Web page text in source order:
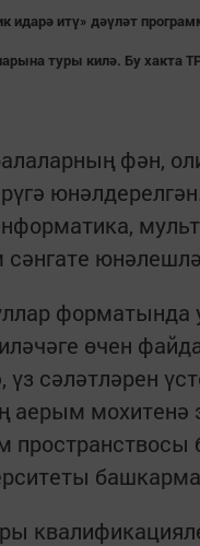
идарә итү» дәүләт
туры килә. Бу хакта
фән,
сәнгате
форматында
өчен
үз сәләтләрен
аерым мохитенә